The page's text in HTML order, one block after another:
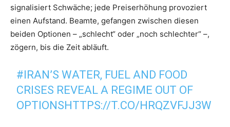
signalisiert Schwäche; jede Preiserhöhung provoziert
einen Aufstand. Beamte, gefangen zwischen diesen
beiden Optionen – „schlecht“ oder „noch schlechter“ –,
zögern, bis die Zeit abläuft.
#IRAN ’S WATER, FUEL AND FOOD
CRISES REVEAL A REGIME OUT OF
OPTIONS HTTPS://T.CO/HRQZVFJJ3W